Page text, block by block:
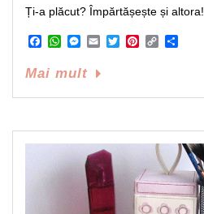
Ți-a plăcut? Împărtășește și altora!
Facebook
WhatsApp
Messenger
EmailTwitterPinterest
Copy
Mai mult